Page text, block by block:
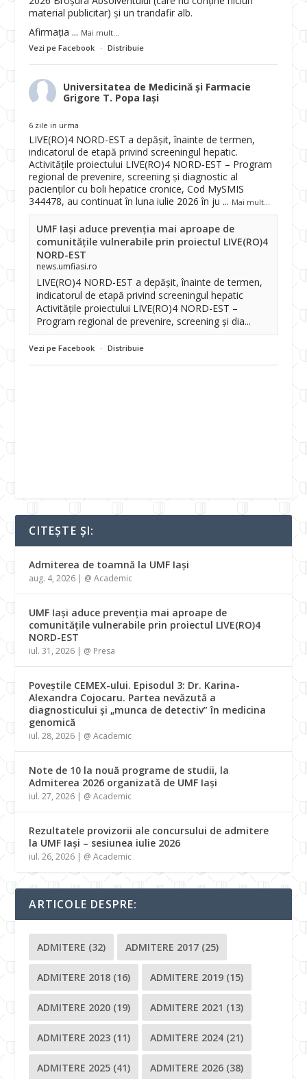
material publicitar) și un trandafir alb.
Afirmația ... Mai mult...
Vezi pe Facebook · Distribuie
Universitatea de Medicină și Farmacie
Grigore T. Popa Iași
6 zile in urma
LIVE(RO)4 NORD-EST a depășit, înainte de termen,
indicatorul de etapă privind screeningul hepatic.
Activitățile proiectului LIVE(RO)4 NORD-EST – Program
regional de prevenire, screening și diagnostic al
pacienților cu boli hepatice cronice, Cod MySMIS
344478, au continuat în luna iulie 2026 în ju ... Mai mult...
UMF Iași aduce prevenția mai aproape de
comunitățile vulnerabile prin proiectul LIVE(RO)4
NORD-EST
news.umfiasi.ro
LIVE(RO)4 NORD-EST a depășit, înainte de termen,
indicatorul de etapă privind screeningul hepatic
Activitățile proiectului LIVE(RO)4 NORD-EST –
Program regional de prevenire, screening și dia...
Vezi pe Facebook · Distribuie
CITEȘTE ȘI:
Admiterea de toamnă la UMF Iași
aug. 4, 2026 @ Academic
UMF Iași aduce prevenția mai aproape de
comunitățile vulnerabile prin proiectul LIVE(RO)4
NORD-EST
iul. 31, 2026 @ Presa
Poveștile CEMEX-ului. Episodul 3: Dr. Karina-
Alexandra Cojocaru. Partea nevăzută a
diagnosticului și „munca de detectiv” în medicina
genomică
iul. 28, 2026 @ Academic
Note de 10 la nouă programe de studii, la
Admiterea 2026 organizată de UMF Iași
iul. 27, 2026 @ Academic
Rezultatele provizorii ale concursului de admitere
la UMF Iași – sesiunea iulie 2026
iul. 26, 2026 @ Academic
ARTICOLE DESPRE:
ADMITERE (32) ADMITERE 2017 (25)
ADMITERE 2018 (16) ADMITERE 2019 (15)
ADMITERE 2020 (19) ADMITERE 2021 (13)
ADMITERE 2023 (11) ADMITERE 2024 (21)
ADMITERE 2025 (41) ADMITERE 2026 (38)